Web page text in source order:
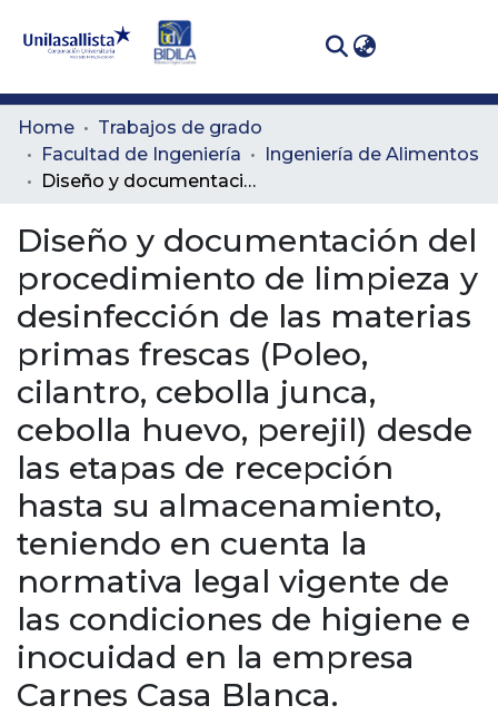
Communities
& Collections
All of DSpace
Statistics
Home
Trabajos de grado
Facultad de Ingeniería
Ingeniería de Alimentos
Diseño y documentación del procedimiento de limpieza y desinfección de las materias primas frescas (Poleo, cilantro, cebolla junca, cebolla huevo, perejil) desde las etapas de recepción hasta su almacenamiento, teniendo en cuenta la normativa legal vigente de las condiciones de higiene e inocuidad en la empresa Carnes Casa Blanca.
Diseño y documentación del
procedimiento de limpieza y
desinfección de las materias
primas frescas (Poleo,
cilantro, cebolla junca,
cebolla huevo, perejil) desde
las etapas de recepción
hasta su almacenamiento,
teniendo en cuenta la
normativa legal vigente de
las condiciones de higiene e
inocuidad en la empresa
Carnes Casa Blanca.